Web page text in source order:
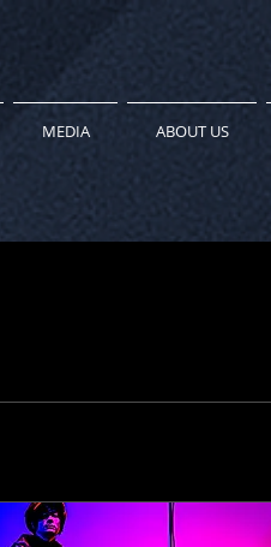
MEDIA ABOUT US